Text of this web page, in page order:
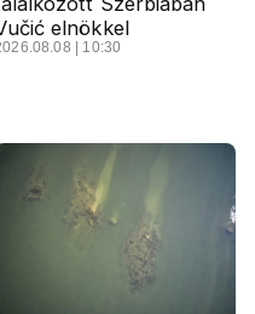
elnökkel
| 10:30